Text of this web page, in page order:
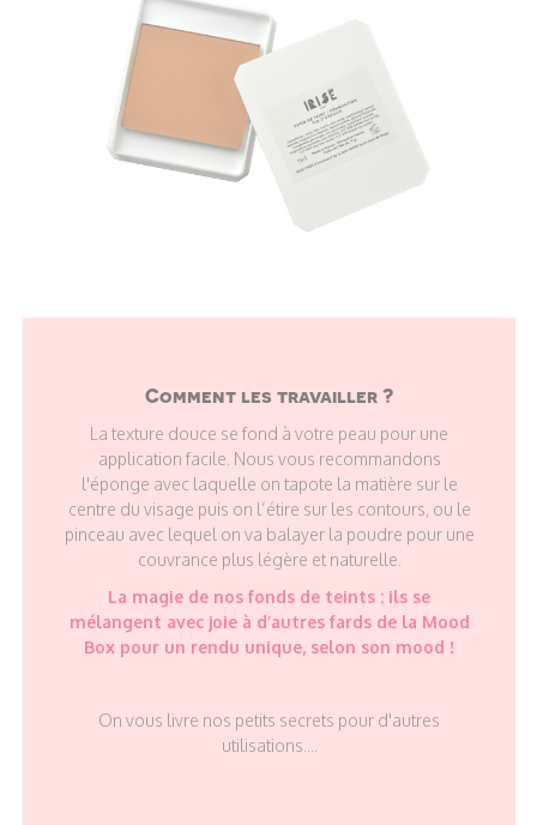
Comment les travailler ?
La texture douce se fond à votre peau pour une
application facile. Nous vous recommandons
l'éponge avec laquelle on tapote la matière sur le
centre du visage puis on l’étire sur les contours, ou le
pinceau avec lequel on va balayer la poudre pour une
couvrance plus légère et naturelle.
La magie de nos fonds de teints : ils se
mélangent avec joie à d’autres fards de la Mood
Box pour un rendu unique, selon son mood !
On vous livre nos petits secrets pour d'autres
utilisations....